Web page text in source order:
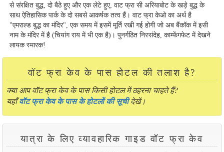
से संरक्षित बुद्ध, दो बैठे हुए और एक लेटे हुए, वाट फ्रा सी अरियाबोट के खड़े बुद्ध के
साथ ऐतिहासिक पार्क के दो सबसे आकर्षक तत्व हैं। वाट फ्रा केओ का अर्थ है
"एमराल्ड बुद्ध का मंदिर", एक समय में इसमें मूर्ति रखी गई होगी जो अब बैंकॉक में इसी
नाम के मंदिर में है (चियांग राय में भी एक है)। पुनर्गठित निस्संदेह, काम्फेंगफेट में देखने
लायक स्मारक!
वॉट फ्रा केव के पास होटल की तलाश है?
क्या आप वॉट फ्रा केव के पास किसी होटल में ठहरना चाहते हैं?
यहाँवॉट फ्रा केव के पास के होटलों की सूचीदेखें।
यात्रा के लिए व्यावहारिक गाइड वॉट फ्रा केव